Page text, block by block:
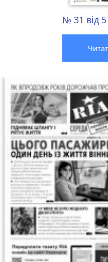
№ 31 від